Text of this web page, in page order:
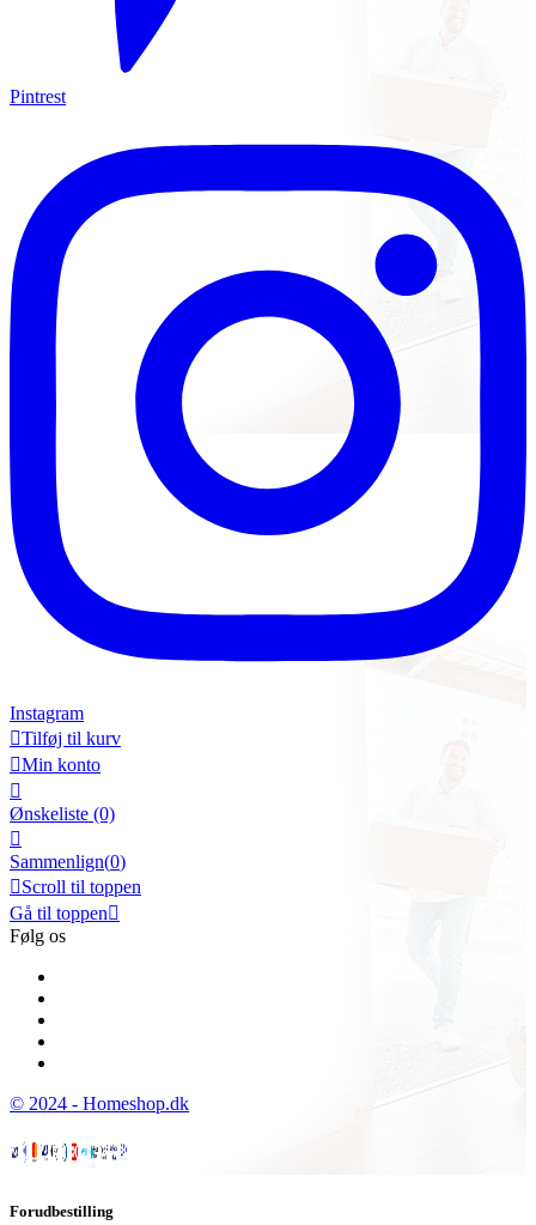
Pintrest
Instagram
Tilføj til kurv
Min konto

Ønskeliste (0)

Sammenlign(0)
Scroll til toppen
Gå til toppen
Følg os
© 2024 - Homeshop.dk
Forudbestilling